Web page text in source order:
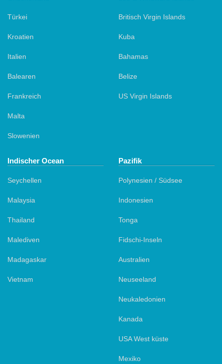
Türkei
Kroatien
Italien
Balearen
Frankreich
Malta
Slowenien
Britisch Virgin Islands
Kuba
Bahamas
Belize
US Virgin Islands
Indischer Ocean
Seychellen
Malaysia
Thailand
Malediven
Madagaskar
Vietnam
Pazifik
Polynesien / Südsee
Indonesien
Tonga
Fidschi-Inseln
Australien
Neuseeland
Neukaledonien
Kanada
USA West küste
Mexiko